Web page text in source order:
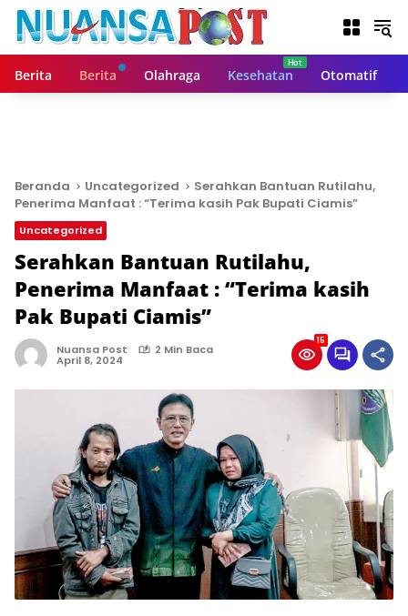
Berita Berita Olahraga Kesehatan Otomatif
Beranda Uncategorized
Serahkan Bantuan Rutilahu,
Penerima Manfaat : “Terima kasih Pak Bupati Ciamis”
Uncategorized
Serahkan Bantuan Rutilahu,
Penerima Manfaat : “Terima kasih
Pak Bupati Ciamis”
Nuansa Post 2 Min Baca
April 8, 2024
15